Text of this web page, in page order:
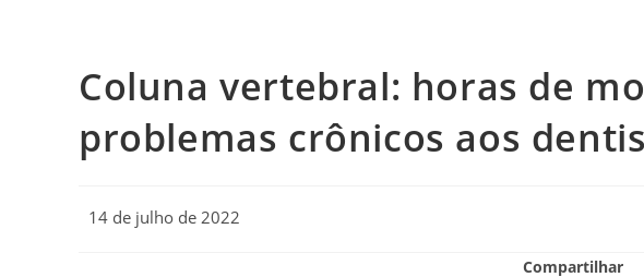
Coluna vertebral: horas de
problemas crônicos aos
Post
14 de julho de 2022
Compartilhar